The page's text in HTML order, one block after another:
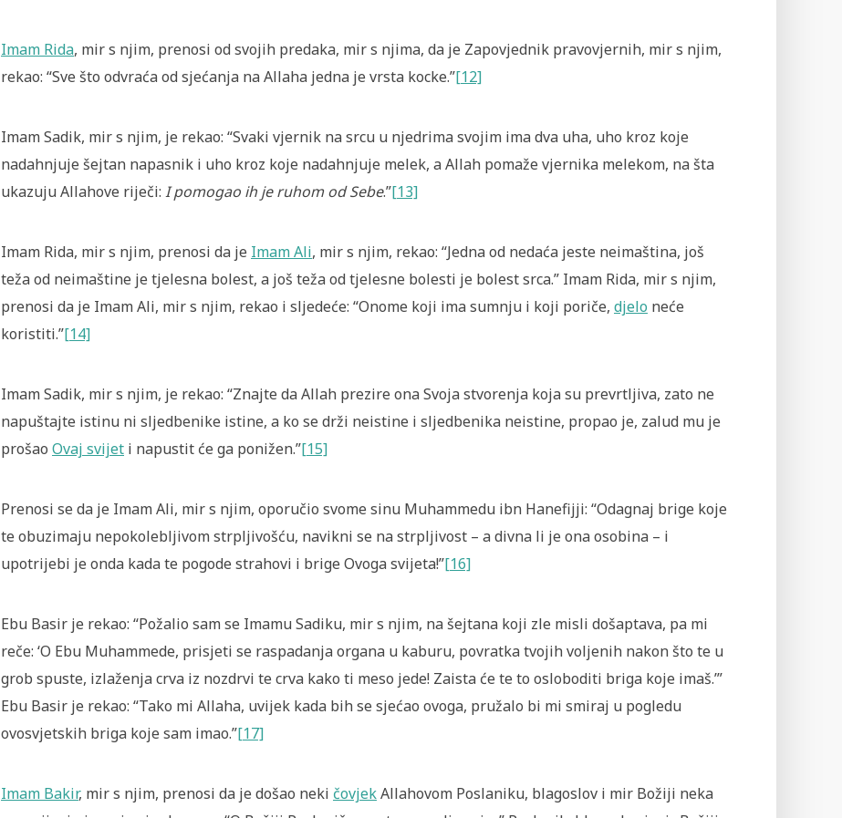
Imam Rida, mir s njim, prenosi od svojih predaka, mir s njima, da je Zapovjednik pravovjernih, mir s njim,
rekao: “Sve što odvraća od sjećanja na Allaha jedna je vrsta kocke.”[12]
Imam Sadik, mir s njim, je rekao: “Svaki vjernik na srcu u njedrima svojim ima dva uha, uho kroz koje
nadahnjuje šejtan napasnik i uho kroz koje nadahnjuje melek, a Allah pomaže vjernika melekom, na šta
ukazuju Allahove riječi: I pomogao ih je ruhom od Sebe.”[13]
Imam Rida, mir s njim, prenosi da je Imam Ali, mir s njim, rekao: “Jedna od nedaća jeste neimaština, još
teža od neimaštine je tjelesna bolest, a još teža od tjelesne bolesti je bolest srca.” Imam Rida, mir s njim,
prenosi da je Imam Ali, mir s njim, rekao i sljedeće: “Onome koji ima sumnju i koji poriče, djelo neće
koristiti.”[14]
Imam Sadik, mir s njim, je rekao: “Znajte da Allah prezire ona Svoja stvorenja koja su prevrtljiva, zato ne
napuštajte istinu ni sljedbenike istine, a ko se drži neistine i sljedbenika neistine, propao je, zalud mu je
prošao Ovaj svijet i napustit će ga ponižen.”[15]
Prenosi se da je Imam Ali, mir s njim, oporučio svome sinu Muhammedu ibn Hanefijji: “Odagnaj brige koje
te obuzimaju nepokolebljivom strpljivošću, navikni se na strpljivost – a divna li je ona osobina – i
upotrijebi je onda kada te pogode strahovi i brige Ovoga svijeta!”[16]
Ebu Basir je rekao: “Požalio sam se Imamu Sadiku, mir s njim, na šejtana koji zle misli došaptava, pa mi
reče: ‘O Ebu Muhammede, prisjeti se raspadanja organa u kaburu, povratka tvojih voljenih nakon što te u
grob spuste, izlaženja crva iz nozdrvi te crva kako ti meso jede! Zaista će te to osloboditi briga koje imaš.’”
Ebu Basir je rekao: “Tako mi Allaha, uvijek kada bih se sjećao ovoga, pružalo bi mi smiraj u pogledu
ovosvjetskih briga koje sam imao.”[17]
Imam Bakir, mir s njim, prenosi da je došao neki čovjekAllahovom Poslaniku, blagoslov i mir Božiji neka